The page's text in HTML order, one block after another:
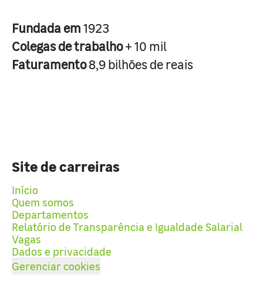
Fundada em1923
Colegas de trabalho+ 10 mil
Faturamento8,9 bilhões de reais
Site de carreiras
Início
Quem somos
Departamentos
Relatório de Transparência e Igualdade Salarial
Vagas
Dados e privacidade
Gerenciar cookies